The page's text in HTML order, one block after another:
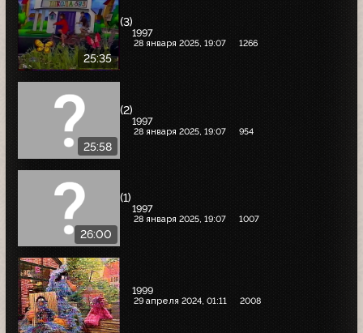
25:35
(3)
1997
28 января 2025, 19:07 1266
25:58
(2)
1997
28 января 2025, 19:07 954
26:00
(1)
1997
28 января 2025, 19:07 1007
1999
29 апреля 2024, 01:11 2008